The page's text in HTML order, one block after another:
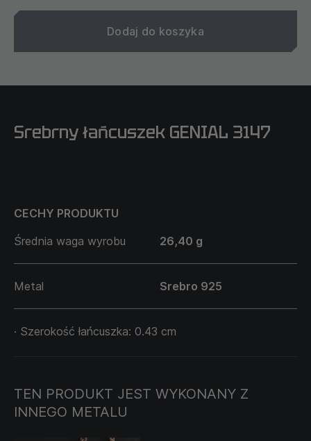
Dodaj do koszyka
Srebrny łańcuszek GENIAL 3147
CECHY PRODUKTU
Średnia waga wyrobu
26,40 g
Metal Srebro 925
· Szerokość łańcuszka: 0.43 cm
TEN PRODUKT JEST WYKONANY Z
INNEGO METALU